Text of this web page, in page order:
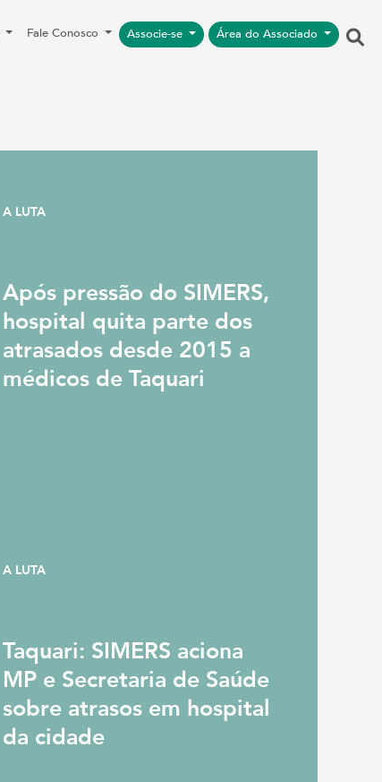
Fale Conosco Associe-se Área do Associado
A LUTA
Após pressão do SIMERS,
hospital quita parte dos
atrasados desde 2015 a
médicos de Taquari
A LUTA
Taquari: SIMERS aciona
MP e Secretaria de Saúde
sobre atrasos em hospital
da cidade